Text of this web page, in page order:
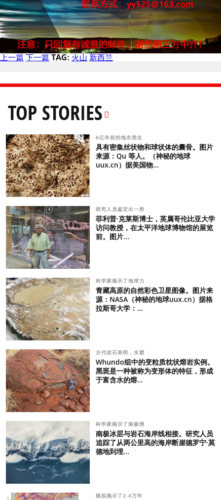
上一篇下一篇TAG:火山新西兰
TOP STORIES
6亿年前的地衣类生
具有密集丝状物和球状体的囊骨。图片
来源：Qu 等人。（神秘的地球
uux.cn）据美国物...
研究人员鉴定出一类
菲利普·克莱斯博士，英属哥伦比亚大学
访问教授，在太平洋地球博物馆的展览
前。图片...
科学家揭示了地球力
青藏高原的自然彩色卫星图像。图片来
源：NASA（神秘的地球uux.cn）据格
拉斯哥大学：...
古代岩石表明，水塑
Whundo组中的变粒质枕状熔岩实例。
黑斑是一种被称为变形体的特征，形成
于富含水的熔...
科学家揭示了南极洲
南极冰层与岩石海岸线相接。研究人员
追踪了从两公里高的海岸断崖德罗宁·莫
德地到埋...
模拟揭示了2.4万年